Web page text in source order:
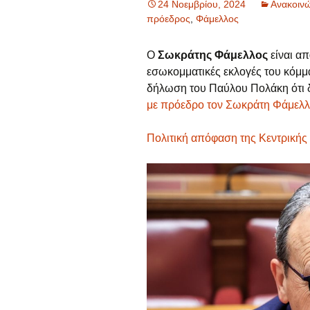
Νέα
Πολιτική Απορρήτου
24 Νοεμβρίου, 2024
πρόεδρος Φάμελλος
Ο Σωκράτης Φάμελλος είναι
εσωκομματικές εκλογές του
δήλωση του Παύλου Πολάκη ότι
με πρόεδρο τον Σωκράτη
Πολιτική απόφαση της